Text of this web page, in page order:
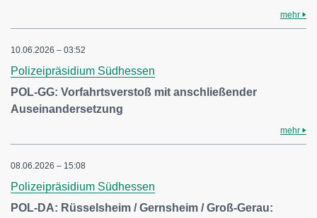
mehr
10.06.2026 – 03:52
Polizeipräsidium Südhessen
POL-GG: Vorfahrtsverstoß mit anschließender
Auseinandersetzung
mehr
08.06.2026 – 15:08
Polizeipräsidium Südhessen
POL-DA: Rüsselsheim / Gernsheim / Groß-Gerau: